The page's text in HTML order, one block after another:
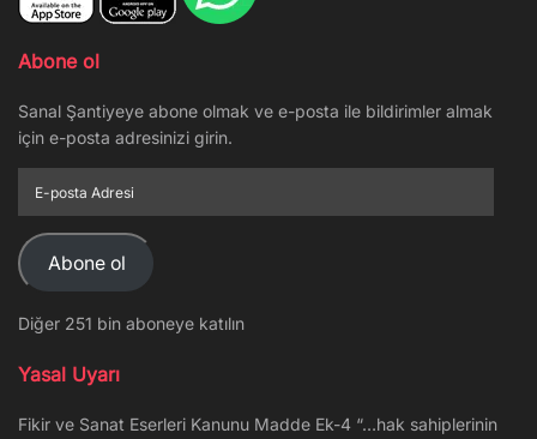
Abone ol
Sanal Şantiyeye abone olmak ve e-posta ile bildirimler almak
için e-posta adresinizi girin.
posta
Adresi
Abone ol
Diğer 251 bin aboneye katılın
Yasal Uyarı
Fikir ve Sanat Eserleri Kanunu Madde Ek-4 “…hak sahiplerinin